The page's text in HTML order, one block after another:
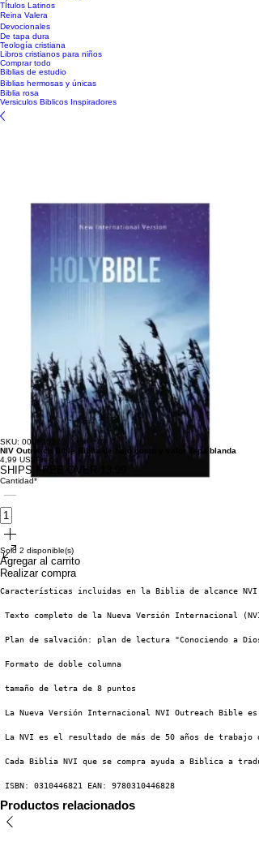
TÍtulos Latinos
Reina Valera
Devocionales
De tapa dura
Teología cristiana
Libros cristianos para niños
Comprar todo
Biblias de estudio
Biblias hermosas y únicas
Biblia rosa
Versiculos Biblicos Inspiradores
SKU: 0001352
NIV Outreach Bible Biblia de bajo costo y valor Tapa blanda
4,99 US$ Precio
SHIPS FREE OVER 13.99
Cantidad*
Solo 2 disponible(s)
Agregar al carrito
Realizar compra
Características incluidas en la Biblia de alcance NVI
Texto completo de la Nueva Versión Internacional
Plan de salvación: plan de lectura "Conociendo a
Formato de doble columna
tamaño de letra de 8 puntos
La Nueva Versión Internacional NVI Outreach
La NVI es el resultado de más de 50 años de
Cada Biblia NVI que se compra ayuda a Biblica a
ISBN: 0310446821 EAN: 9780310446828
Productos relacionados